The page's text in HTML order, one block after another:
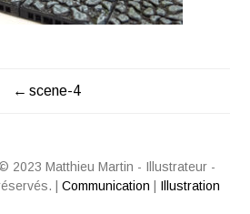
scene-4
2023 Matthieu Martin - Illustrateur -
|Communication
Illustration